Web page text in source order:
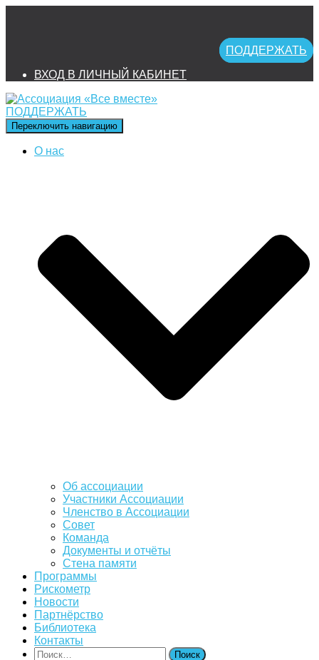
ПОДДЕРЖАТЬ
ВХОД В ЛИЧНЫЙ КАБИНЕТ
ПОДДЕРЖАТЬ
Переключить навигацию
О нас
Об ассоциации
Участники Ассоциации
Членство в Ассоциации
Совет
Команда
Документы и отчёты
Стена памяти
Программы
Рискометр
Новости
Партнёрство
Библиотека
Контакты
Найти: